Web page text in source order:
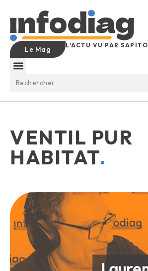
Le Mag L'ACTU VU PAR SAPITO
VENTIL PUR
HABITAT.